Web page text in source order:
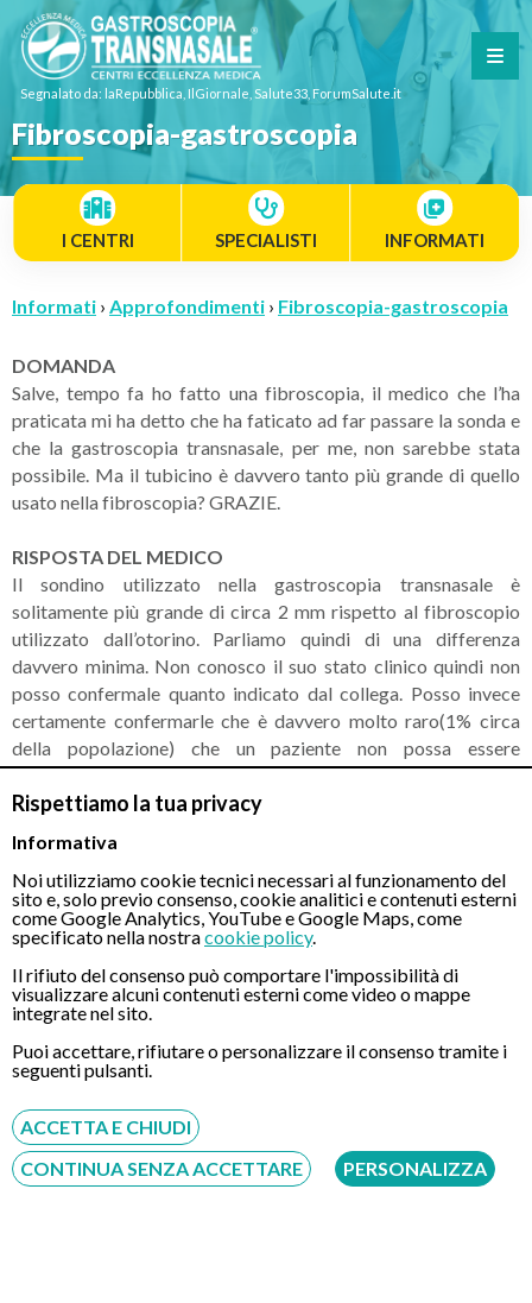
Rispettiamo la tua privacy
Informativa
Noi utilizziamo cookie tecnici necessari al funzionamento del
sito e, solo previo consenso, cookie analitici e contenuti esterni
come Google Analytics, YouTube e Google Maps, come
specificato nella nostracookie policy.
Il rifiuto del consenso può comportare l'impossibilità di
visualizzare alcuni contenuti esterni come video o mappe
integrate nel sito.
Puoi accettare, rifiutare o personalizzare il consenso tramite i
seguenti pulsanti.
ACCETTA E CHIUDI
CONTINUA SENZA ACCETTARE
PERSONALIZZA
Segnalato da: laRepubblica, IlGiornale, Salute33, ForumSalute.it
Fibroscopia-gastroscopia
I CENTRI SPECIALISTI INFORMATI
Informati › Approfondimenti › Fibroscopia-gastroscopia
DOMANDA
Salve, tempo fa ho fatto una fibroscopia, il medico che l’ha
praticata mi ha detto che ha faticato ad far passare la sonda e
che la gastroscopia transnasale, per me, non sarebbe stata
possibile. Ma il tubicino è davvero tanto più grande di quello
usato nella fibroscopia? GRAZIE.
RISPOSTA DEL MEDICO
Il sondino utilizzato nella gastroscopia transnasale è
solitamente più grande di circa 2 mm rispetto al fibroscopio
utilizzato dall’otorino. Parliamo quindi di una differenza
davvero minima. Non conosco il suo stato clinico quindi non
posso confermale quanto indicato dal collega. Posso invece
certamente confermarle che è davvero molto raro(1% circa
della popolazione) che un paziente non possa essere
sottoposto a gastroscopia transnasale a causa della
particolare conformazione delle vie nasali.
CONTATTI
Chiamaci
Servizio disponibile dal Lunedì al Sabato dalle ore 9:00 alle ore 18:00.